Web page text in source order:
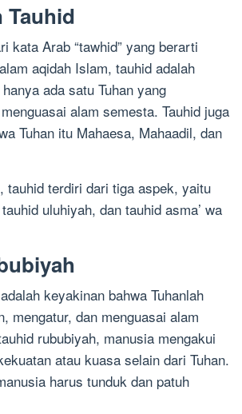
Tauhid
kata Arab “tawhid” yang berarti
aqidah Islam, tauhid adalah
ada satu Tuhan yang
alam semesta. Tauhid juga
Tuhan itu Mahaesa, Mahaadil, dan
tauhid terdiri dari tiga aspek, yaitu
uluhiyah, dan tauhid asma’ wa
keyakinan bahwa Tuhanlah
mengatur, dan menguasai alam
rububiyah, manusia mengakui
atau kuasa selain dari Tuhan.
harus tunduk dan patuh